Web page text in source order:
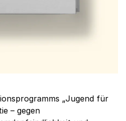
„Jugend für
– gegen